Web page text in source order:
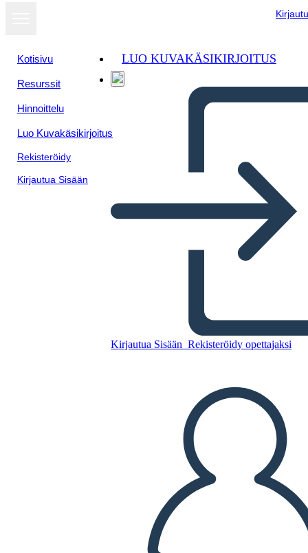
Kotisivu
Resurssit
Hinnoittelu
Luo Kuvakäsikirjoitus
Rekisteröidy
Kirjautua Sisään
LUO KUVAKÄSIKIRJOITUS
Kirjautua Sisään Rekisteröidy opettajaksi
La Trama di Anne of Green
Gables
Kopioi tämä kuvakäsikirjoitus
LUO KUVAKÄSIKIRJOITUS
TOISTA DIAESITYS
LUE MINULLE